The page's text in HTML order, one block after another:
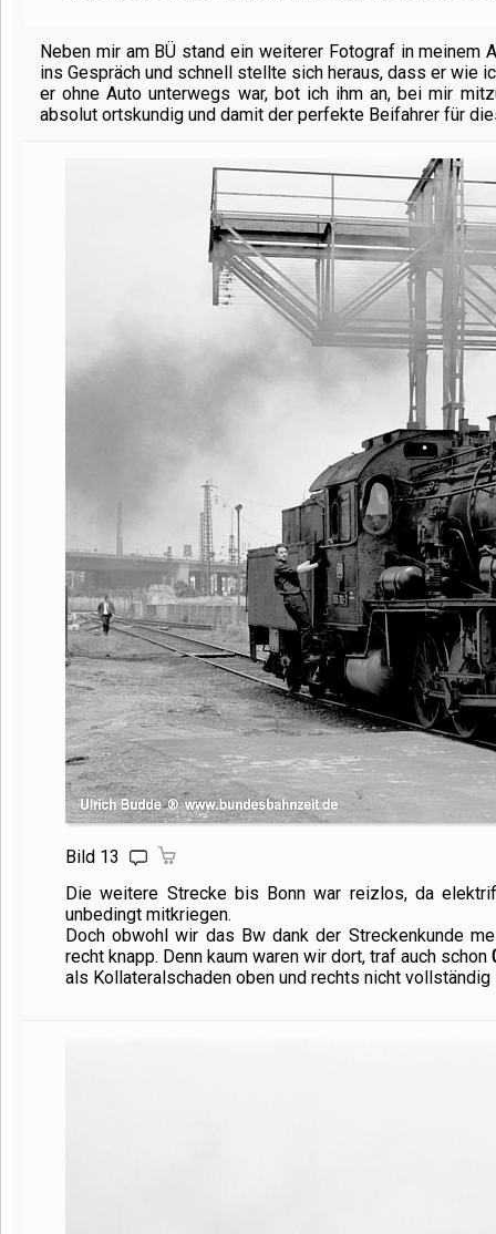
Neben mir am BÜ stand ein weiterer Fotograf in meinem
ins Gespräch und schnell stellte sich heraus, dass er wie
er ohne Auto unterwegs war, bot ich ihm an, bei mir
absolut ortskundig und damit der perfekte Beifahrer für
Bild 13
Die weitere Strecke bis Bonn war reizlos, da
unbedingt mitkriegen.
Doch obwohl wir das Bw dank der Streckenkunde
recht knapp. Denn kaum waren wir dort, traf auch schon
als Kollateralschaden oben und rechts nicht